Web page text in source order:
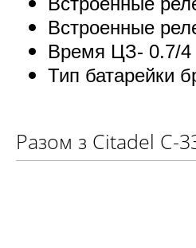
Встроенные
Время ЦЗ- 0.7/4
Тип батарейки
Разом з Citadel C-